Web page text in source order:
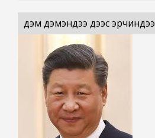
дэм дэмэндээ дээс эрчиндээ